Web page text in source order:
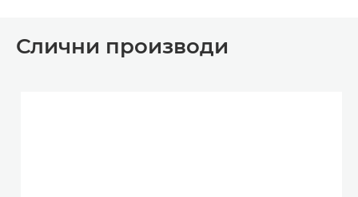
Слични производи